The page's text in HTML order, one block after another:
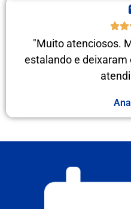
"Muito atenciosos.
estalando e deixaram